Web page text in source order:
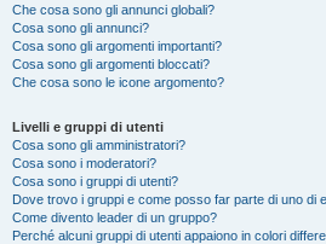
Che cosa sono gli annunci globali?
Cosa sono gli annunci?
Cosa sono gli argomenti importanti?
Cosa sono gli argomenti bloccati?
Che cosa sono le icone argomento?
Livelli e gruppi di utenti
Cosa sono gli amministratori?
Cosa sono i moderatori?
Cosa sono i gruppi di utenti?
Dove trovo i gruppi e come posso far parte di uno di
Come divento leader di un gruppo?
Perché alcuni gruppi di utenti appaiono in colori